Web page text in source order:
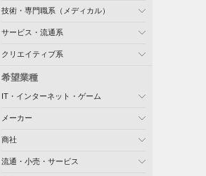
技術・専門職系（メディカル）
サービス・流通系
クリエイティブ系
希望業種
IT・インターネット・ゲーム
メーカー
商社
流通・小売・サービス